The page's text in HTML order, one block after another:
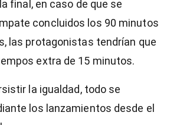
final, en caso de que se
concluidos los 90 minutos
las protagonistas tendrían que
extra de 15 minutos.
la igualdad, todo se
los lanzamientos desde el